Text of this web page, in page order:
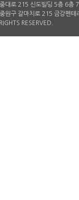
대로 215 신도빌딩 5층 6층
원구 갈마치로 215 금강펜
RESERVED.